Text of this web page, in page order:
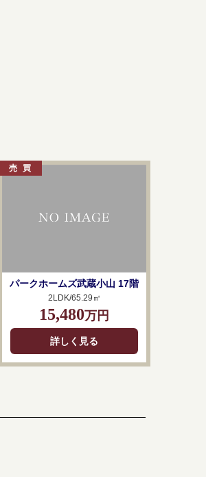
パークホームズ武蔵小山 17階
2LDK/65.29㎡
15,480万円
詳しく見る